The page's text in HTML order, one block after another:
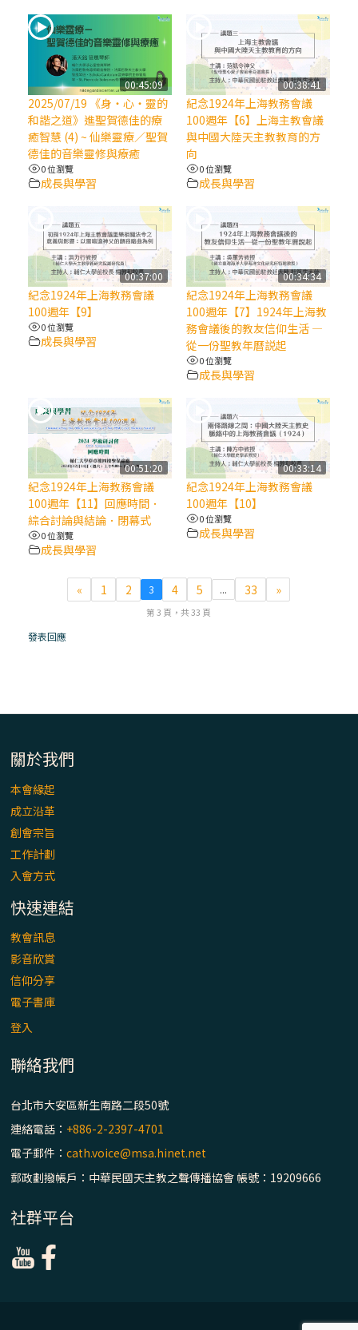
2025/10/10【萬物讚頌頌歌 – 太陽與生態音
樂會】紀念聖方濟與已逝教宗方濟各（下）
2025/10/10【萬物讚頌頌歌 – 太陽與生態音
樂會】紀念聖方濟與已逝教宗方濟各（上）
(9完結)黃敏正主教帶你做【將臨期避靜】—
匝凱的「新生命」：利他與內化
(8)黃敏正主教帶你做【將臨期避靜】—耶穌
降生成人與人同在＝「厄瑪努爾」
(7)黃敏正主教帶你做【將臨期避靜】—耶穌
降生人間，需要人的「接納」
(6)黃敏正主教帶你做【將臨期避靜】—「馬
(5)黃敏正主教帶你做【將臨期避靜】—「福
傳」：講耶穌的故事
(4)黃敏正主教帶你做【將臨期避靜】—匝凱
「想看」耶穌，耶穌「走近」匝凱
(3)黃敏正主教帶你做【將臨期避靜】—「轉
(2)黃敏正主教帶你做【將臨期避靜】—
「看」是一門大學問、真正的靈修
「禧年 來~」第十三集：論《在希望中得救》
通諭中的「希望」 / 台南中華聖母主教座堂
(下)
00:45:09
2025/07/19 《身‧心‧靈的
和諧之道》進聖賀德佳的療
癒智慧 (4) ~ 仙樂靈療／聖賀
德佳的音樂靈修與療癒
0 位瀏覽
成長與學習
00:38:41
紀念1924年上海教務會議
100週年【6】上海主教會議
與中國大陸天主教教育的方
向
0 位瀏覽
成長與學習
00:37:00
紀念1924年上海教務會議
100週年【9】
0 位瀏覽
成長與學習
00:34:34
紀念1924年上海教務會議
100週年【7】1924年上海教
務會議後的教友信仰生活 —
從一份聖教年曆説起
0 位瀏覽
成長與學習
00:51:20
紀念1924年上海教務會議
100週年【11】回應時間．
綜合討論與結論．閉幕式
0 位瀏覽
成長與學習
00:33:14
紀念1924年上海教務會議
100週年【10】
0 位瀏覽
成長與學習
« 1 2 3 4 5 ... 33 »
第 3 頁，共 33 頁
發表回應
關於我們
本會緣起
成立沿革
創會宗旨
工作計劃
入會方式
快速連結
教會訊息
影音欣賞
信仰分享
電子書庫
登入
聯絡我們
台北市大安區新生南路二段50號
連絡電話： +886-2-2397-4701
電子郵件：cath.voice@msa.hinet.net
郵政劃撥帳戶：中華民國天主教之聲傳播協會 帳號：19209666
社群平台